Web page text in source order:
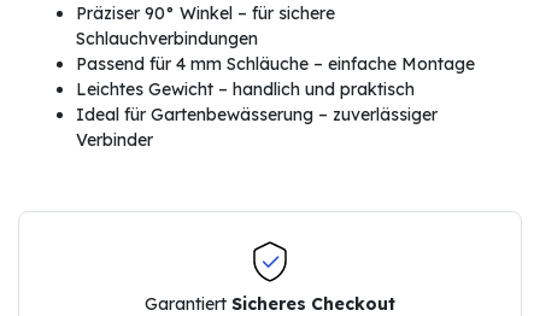
Präziser 90° Winkel – für sichere
Schlauchverbindungen
Passend für 4 mm Schläuche – einfache Montage
Leichtes Gewicht – handlich und praktisch
Ideal für Gartenbewässerung – zuverlässiger
Verbinder
Garantiert Sicheres Checkout